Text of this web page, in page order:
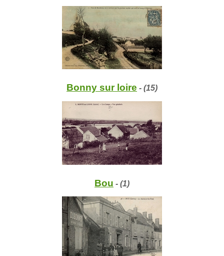
Bonny sur loire - (15)
Bou - (1)